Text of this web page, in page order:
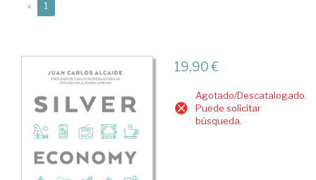
« 1
19,90 €
Agotado/Descatalogado.
Puede solicitar
búsqueda.